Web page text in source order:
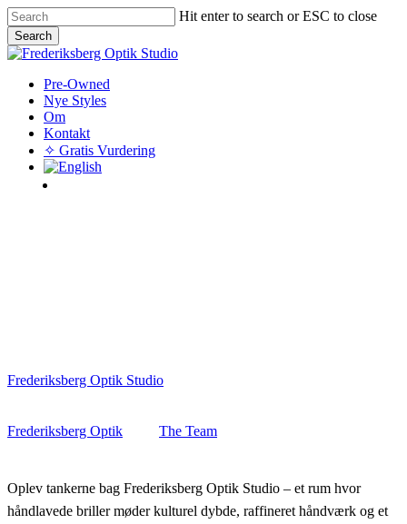
Skip
to
main
content
Hit enter to search or ESC to close
Search
Close
Menu
Pre-Owned
Nye Styles
Om
Kontakt
✧ Gratis Vurdering
Frederiksberg Optik Studio
Frederiksberg Optik The Team
Oplev tankerne bag Frederiksberg Optik Studio – et rum hvor
håndlavede briller møder kulturel dybde, raffineret håndværk og et